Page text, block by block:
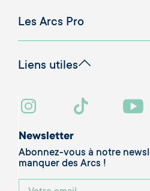
Les Arcs Pro
Liens utiles
Newsletter
Abonnez-vous à notre
manquer des Arcs !